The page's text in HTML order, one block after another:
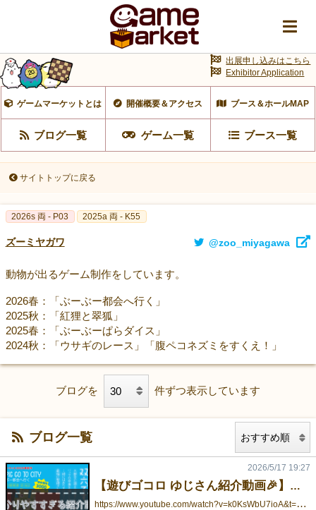
ゲームマーケットとは 開催概要＆アクセス ブース＆ホールMAP
ブログ一覧 ゲーム一覧 ブース一覧
出展申し込みはこちら
Exhibitor Application
サイトトップに戻る
2026s 両 - P03 2025a 両 - K55
ズーミヤガワ @zoo_miyagawa
動物が出るゲーム制作をしています。
2026春：「ぶーぶー都会へ行く」
2025秋：「紅狸と翠狐」
2025春：「ぶーぶーぱらダイス」
2024秋：「ウサギのレース」「腹ペコネズミをすくえ！」
ブログを 件ずつ表示しています
ブログ一覧
【遊びゴコロ ゆじさん紹介動画🎉】ぶーぶー都会へ行く：分かりやすすぎる紹介動画
h
ttps://www.youtube.com/watch?v=k0KsWbU7ioA&t=7766s👆遊びゴコロのゆじさんに『ぶーぶー都会へ行く』をわっっっっかりやすく紹介していただいています🐖他にも全部で33個のボードゲームを紹介いただいているので、ぜひ！ゲムマ前に全員見てください～！笑
2026/5/17 19:27